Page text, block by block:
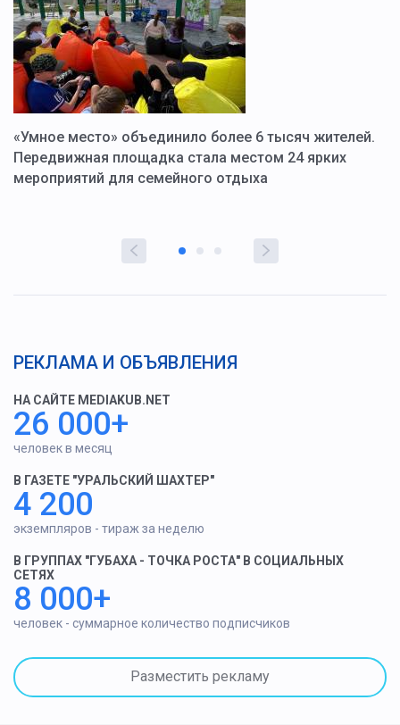
«Умное место» объединило более 6 тысяч жителей.
Передвижная площадка стала местом 24 ярких
мероприятий для семейного отдыха
РЕКЛАМА И ОБЪЯВЛЕНИЯ
НА САЙТЕ MEDIAKUB.NET
26 000+
человек в месяц
В ГАЗЕТЕ "УРАЛЬСКИЙ ШАХТЕР"
4 200
экземпляров - тираж за неделю
В ГРУППАХ "ГУБАХА - ТОЧКА РОСТА" В СОЦИАЛЬНЫХ
СЕТЯХ
8 000+
человек - суммарное количество подписчиков
Разместить рекламу